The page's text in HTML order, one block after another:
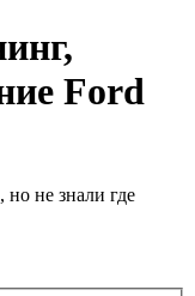
Ford
не знали где